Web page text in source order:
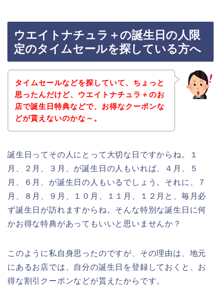
ウエイトナチュラ＋の誕生日の人限
定のタイムセールを探している方へ
タイムセールなどを探していて、ちょっと
思ったんだけど、ウエイトナチュラ＋のお
店で誕生日特典などで、お得なクーポンな
どが貰えないのかな～。
誕生日ってその人にとって大切な日ですからね。１
月、２月、３月、が誕生日の人もいれば、４月、５
月、６月、が誕生日の人もいるでしょう。それに、７
月、８月、９月、１０月、１１月、１２月と、毎月必
ず誕生日が訪れますからね。そんな特別な誕生日に何
かお得な特典があってもいいと思いませんか？
このように私自身思ったのですが、その理由は、地元
にあるお店では、自分の誕生日を登録しておくと、お
得な割引クーポンなどが貰えたからです。